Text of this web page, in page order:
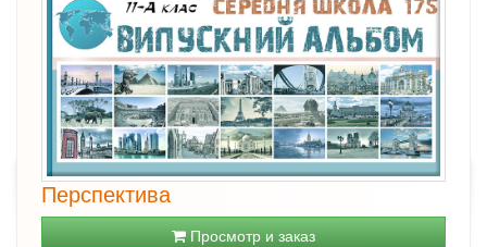
Перспектива
Просмотр и заказ